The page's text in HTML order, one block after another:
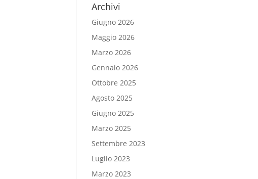
Archivi
Giugno 2026
Maggio 2026
Marzo 2026
Gennaio 2026
Ottobre 2025
Agosto 2025
Giugno 2025
Marzo 2025
Settembre 2023
Luglio 2023
Marzo 2023